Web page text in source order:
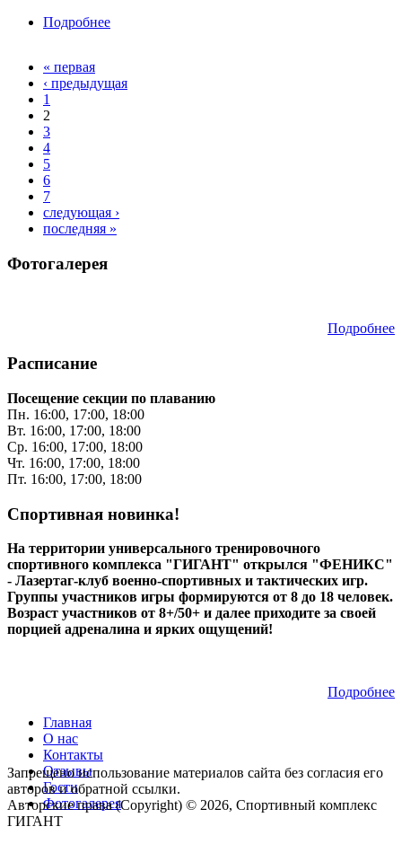
Подробнее
Страницы
« первая
‹ предыдущая
1
2
3
4
5
6
7
следующая ›
последняя »
Фотогалерея
Подробнее
Расписание
Посещение секции по плаванию
Пн. 16:00, 17:00, 18:00
Вт. 16:00, 17:00, 18:00
Ср. 16:00, 17:00, 18:00
Чт. 16:00, 17:00, 18:00
Пт. 16:00, 17:00, 18:00
Спортивная новинка!
На территории универсального тренировочного
спортивного комплекса "ГИГАНТ" открылся "ФЕНИКС"
- Лазертаг-клуб военно-спортивных и тактических игр.
Группы участников игры формируются от 8 до 18 человек.
Возраст участников от 8+/50+ и далее приходите за своей
порцией адреналина и ярких ощущений!
Подробнее
Главная
О нас
Контакты
Отзывы
Гости
Фотогалерея
Запрещено использование материалов сайта без согласия его
авторов и обратной ссылки.
Авторские права (Copyright) © 2026, Спортивный комплекс
ГИГАНТ